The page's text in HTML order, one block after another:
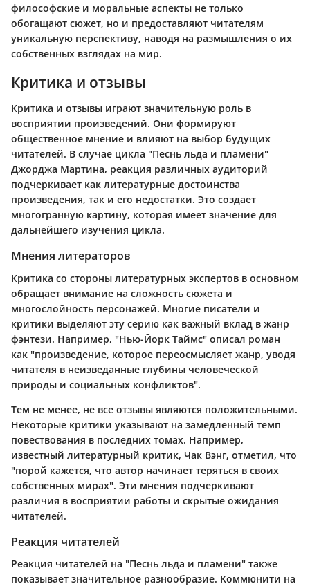
философские и моральные аспекты не только
обогащают сюжет, но и предоставляют читателям
уникальную перспективу, наводя на размышления о их
собственных взглядах на мир.
Критика и отзывы
Критика и отзывы играют значительную роль в
восприятии произведений. Они формируют
общественное мнение и влияют на выбор будущих
читателей. В случае цикла "Песнь льда и пламени"
Джорджа Мартина, реакция различных аудиторий
подчеркивает как литературные достоинства
произведения, так и его недостатки. Это создает
многогранную картину, которая имеет значение для
дальнейшего изучения цикла.
Мнения литераторов
Критика со стороны литературных экспертов в основном
обращает внимание на сложность сюжета и
многослойность персонажей. Многие писатели и
критики выделяют эту серию как важный вклад в жанр
фэнтези. Например, "Нью-Йорк Таймс" описал роман
как "произведение, которое переосмысляет жанр, уводя
читателя в неизведанные глубины человеческой
природы и социальных конфликтов".
Тем не менее, не все отзывы являются положительными.
Некоторые критики указывают на замедленный темп
повествования в последних томах. Например,
известный литературный критик, Чак Вэнг, отметил, что
"порой кажется, что автор начинает теряться в своих
собственных мирах". Эти мнения подчеркивают
различия в восприятии работы и скрытые ожидания
читателей.
Реакция читателей
Реакция читателей на "Песнь льда и пламени" также
показывает значительное разнообразие. Коммюнити на